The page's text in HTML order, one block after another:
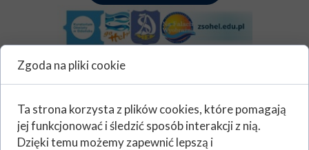
Zgoda na pliki cookie
Ta strona korzysta z plików cookies, które pomagają
jej funkcjonować i śledzić sposób interakcji z nią.
Dzięki temu możemy zapewnić lepszą i